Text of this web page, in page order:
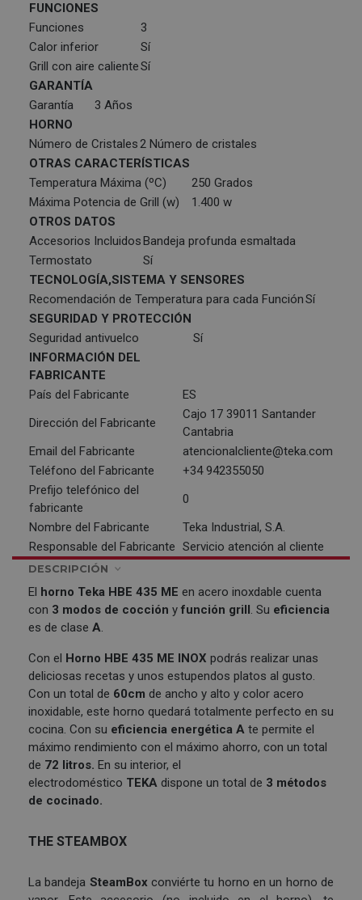
FUNCIONES
Funciones
3
Calor inferior
Sí
Grill con aire calienteSí
GARANTÍA
Garantía
3 Años
HORNO
Número de Cristales2 Número de cristales
OTRAS CARACTERÍSTICAS
Temperatura Máxima (ºC)
250 Grados
Máxima Potencia de Grill (w)
1.400 w
OTROS DATOS
Accesorios IncluidosBandeja profunda esmaltada
Termostato
Sí
TECNOLOGÍA,SISTEMA Y SENSORES
Recomendación de Temperatura para cada FunciónSí
SEGURIDAD Y PROTECCIÓN
Seguridad antivuelco
Sí
INFORMACIÓN DEL
FABRICANTE
País del Fabricante
ES
Dirección del Fabricante
Cajo 17 39011 Santander
Cantabria
Email del Fabricante
atencionalcliente@teka.com
Teléfono del Fabricante
+34 942355050
Prefijo telefónico del
fabricante
0
Nombre del Fabricante
Teka Industrial, S.A.
Responsable del Fabricante Servicio atención al cliente
DESCRIPCIÓN
El horno Teka HBE 435 ME en acero inoxdable cuenta
con 3 modos de cocción y función grill. Su eficiencia
es de clase A.
Con el Horno HBE 435 ME INOX podrás realizar unas
deliciosas recetas y unos estupendos platos al gusto.
Con un total de 60cm de ancho y alto y color acero
inoxidable, este horno quedará totalmente perfecto en su
cocina. Con su eficiencia energética A te permite el
máximo rendimiento con el máximo ahorro, con un total
de 72 litros. En su interior, el
electrodoméstico TEKA dispone un total de 3 métodos
de cocinado.
THE STEAMBOX
La bandeja SteamBoxconviérte tu horno en un horno de